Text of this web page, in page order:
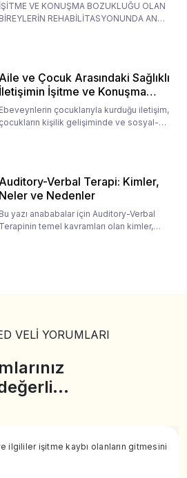
Babaların Tutumları
İŞİTME VE KONUŞMA BOZUKLUĞU OLAN
BİREYLERİN REHABİLİTASYONUNDA ANA
Aile ve Çocuk Arasındaki Sağlıklı
İletişimin İşitme ve Konuşma
Rehabilitasyonundaki Rolü
Ebeveynlerin çocuklarıyla kurduğu iletişim,
çocukların kişilik gelişiminde ve sosyal-
Auditory-Verbal Terapi: Kimler,
Neler ve Nedenler
Bu yazı anababalar için Auditory-Verbal
Terapinin temel kavramları olan kimler,
VELİ YORUMLARI
ilgililer işitme kaybı olanların gitmesini